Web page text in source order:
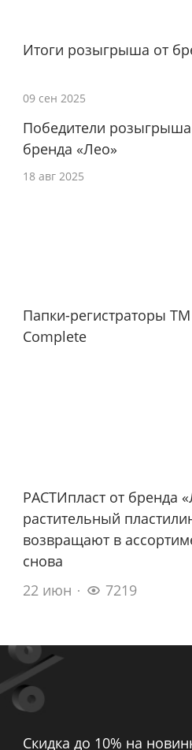
Итоги розыгрыша от
09 сен 2025
Победители розыгрыша
бренда «Лео»
18 авг 2025
Папки-регистраторы
Complete
РАСТИпласт от бренда
растительный
возвращают в
снова
22 июн
7219
Скидка до 10% на